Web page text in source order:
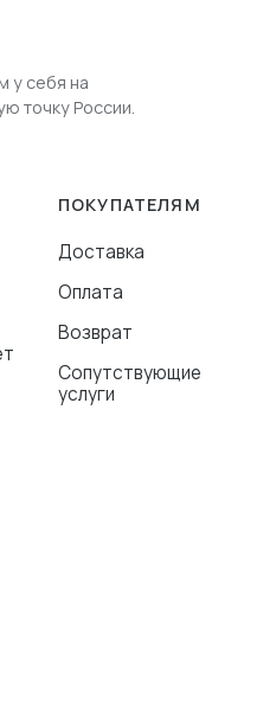
у себя на
точку России.
ПОКУПАТЕЛЯМ
Доставка
Оплата
Возврат
Сопутствующие
услуги